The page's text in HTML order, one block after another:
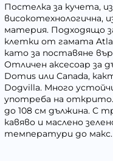
Постелка за кучета,
високотехнологична,
материя. Подходящо
клетки от гамата
като за поставяне
Отличен аксесоар за
Domus или Canada,
Dogvilla. Много
употреба на открито.
до 108 см дължина. С
кавяво и маслено
температури до макс.